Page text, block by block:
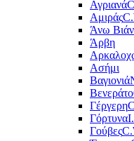
Αγριανά
Αμιράς
Άνω
Άρβη
Ασήμι
Βαγιονιά
Βενεράτο
Γέργερη
Γόρτυνα
Γούβες